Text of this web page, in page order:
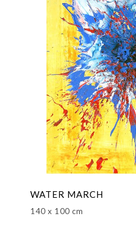
WATER MARCH
140 x 100 cm